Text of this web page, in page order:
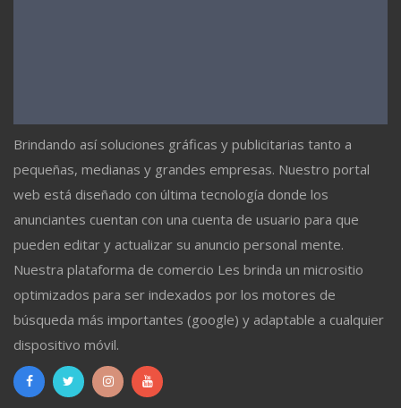
Brindando así soluciones gráficas y publicitarias tanto a
pequeñas, medianas y grandes empresas. Nuestro portal
web está diseñado con última tecnología donde los
anunciantes cuentan con una cuenta de usuario para que
pueden editar y actualizar su anuncio personal mente.
Nuestra plataforma de comercio Les brinda un micrositio
optimizados para ser indexados por los motores de
búsqueda más importantes (google) y adaptable a cualquier
dispositivo móvil.